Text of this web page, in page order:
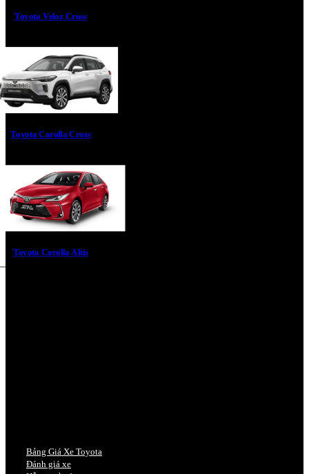
Toyota Veloz Cross
Toyota Corolla Cross
Toyota Corolla Altis
Bảng Giá Xe Toyota
Đánh giá xe